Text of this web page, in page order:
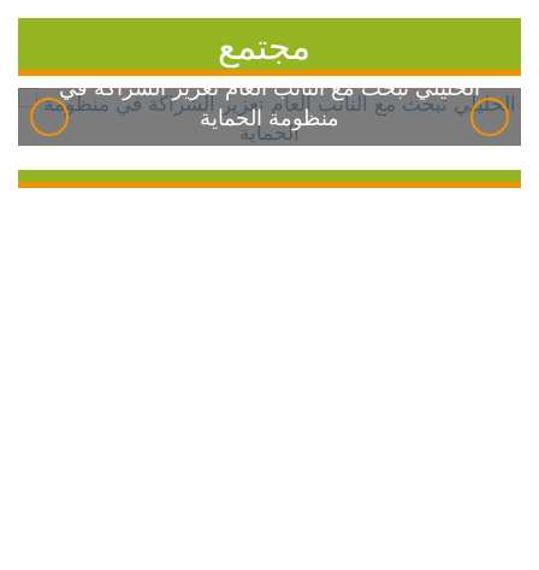
مجتمع
الخليلي تبحث مع النائب العام تعزيز الشراكة في
منظومة الحماية